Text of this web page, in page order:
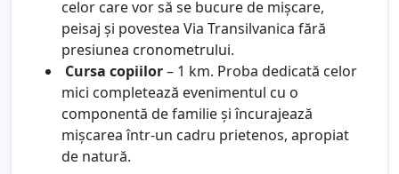
celor care vor să se bucure de mișcare,
peisaj și povestea Via Transilvanica fără
presiunea cronometrului.
Cursa copiilor– 1 km. Proba dedicată celor
mici completează evenimentul cu o
componentă de familie și încurajează
mișcarea într-un cadru prietenos, apropiat
de natură.